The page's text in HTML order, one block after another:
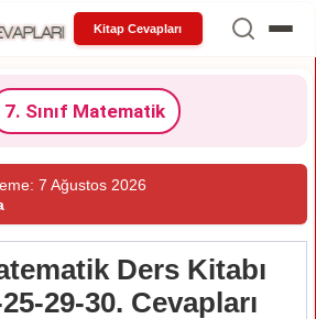
Kitap Cevapları
7. Sınıf Matematik
7 Ağustos 2026
Ders Kitabı
29-30. Cevapları